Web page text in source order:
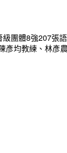
團體8強207張
均教練、林彥